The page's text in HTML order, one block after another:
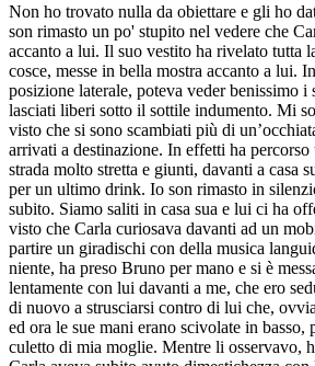
Non ho trovato nulla da obiettare e gli ho
son rimasto un po' stupito nel vedere che
accanto a lui. Il suo vestito ha rivelato tutta
cosce, messe in bella mostra accanto a lui.
posizione laterale, poteva veder benissimo i
lasciati liberi sotto il sottile indumento. Mi
visto che si sono scambiati più di
arrivati a destinazione. In effetti ha
strada molto stretta e giunti, davanti a casa
per un ultimo drink. Io son rimasto in
subito. Siamo saliti in casa sua e lui ci ha
visto che Carla curiosava davanti ad un
partire un giradischi con della musica
niente, ha preso Bruno per mano e si è
lentamente con lui davanti a me, che ero
di nuovo a strusciarsi contro di lui che,
ed ora le sue mani erano scivolate in basso,
culetto di mia moglie. Mentre li osservavo,